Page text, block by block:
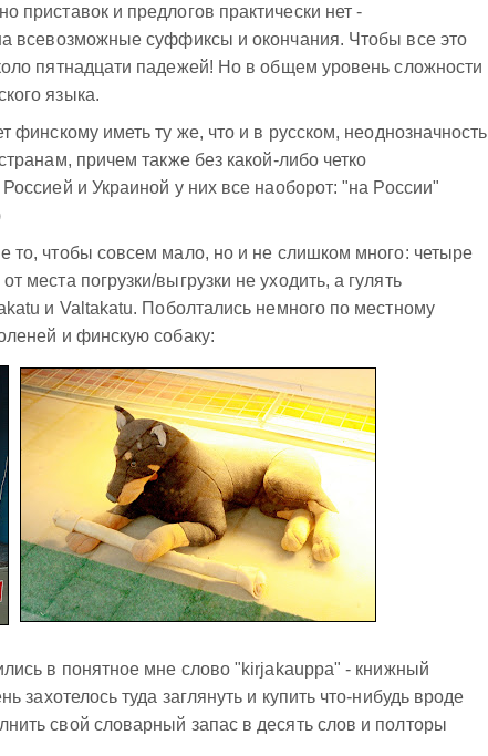
приставок и предлогов практически нет -
всевозможные суффиксы и окончания. Чтобы все это
пятнадцати падежей! Но в общем уровень сложности
языка.
финскому иметь ту же, что и в русском, неоднозначность
причем также без какой-либо четко
и Украиной у них все наоборот: "на России"
то, чтобы совсем мало, но и не слишком много: четыре
места погрузки/выгрузки не уходить, а гулять
и Valtakatu. Поболтались немного по местному
и финскую собаку:
в понятное мне слово "kirjakauppa" - книжный
захотелось туда заглянуть и купить что-нибудь вроде
свой словарный запас в десять слов и полторы